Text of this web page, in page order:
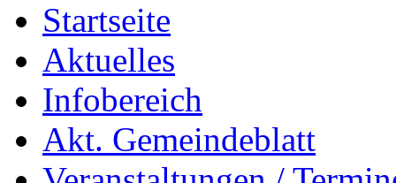
Startseite
Aktuelles
Infobereich
Akt. Gemeindeblatt